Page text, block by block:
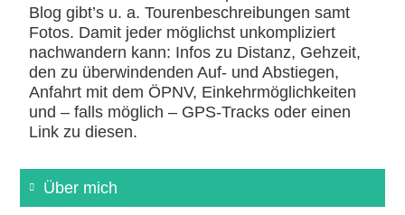
Blog gibt’s u. a. Tourenbeschreibungen samt
Fotos. Damit jeder möglichst unkompliziert
nachwandern kann: Infos zu Distanz, Gehzeit,
den zu überwindenden Auf- und Abstiegen,
Anfahrt mit dem ÖPNV, Einkehrmöglichkeiten
und – falls möglich – GPS-Tracks oder einen
Link zu diesen.
Über mich